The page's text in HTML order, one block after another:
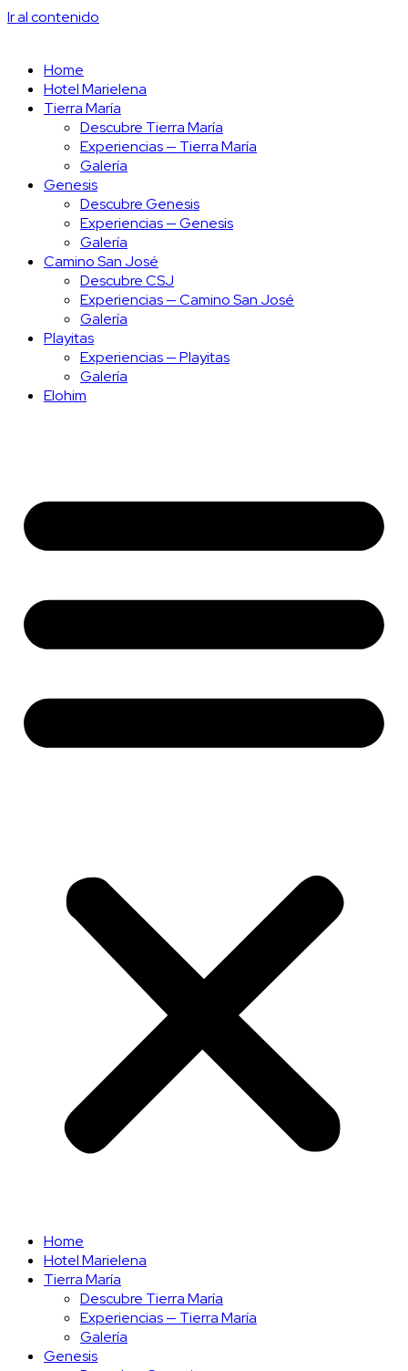
Ir al contenido
Home
Hotel Marielena
Tierra María
Descubre Tierra María
Experiencias — Tierra María
Galería
Genesis
Descubre Genesis
Experiencias — Genesis
Galería
Camino San José
Descubre CSJ
Experiencias — Camino San José
Galería
Playitas
Experiencias — Playitas
Galería
Elohim
Home
Hotel Marielena
Tierra María
Descubre Tierra María
Experiencias — Tierra María
Galería
Genesis